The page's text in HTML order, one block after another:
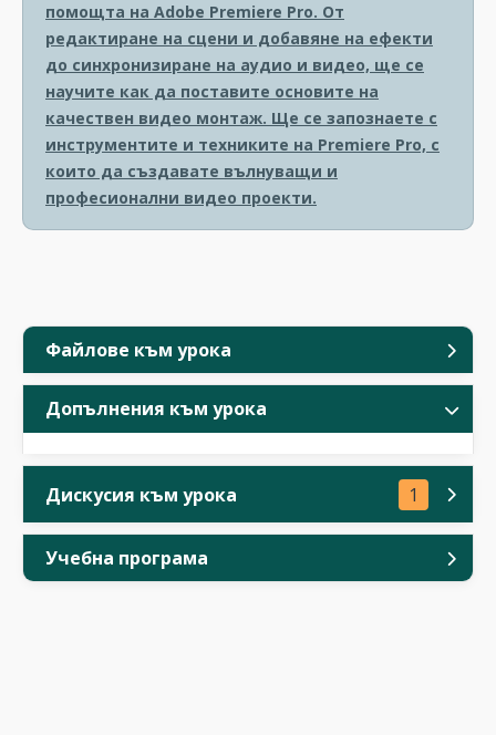
Файлове към урока
Допълнения към урока
Дискусия към урока 1
Учебна програма
помощта на Adobe Premiere Pro. От
редактиране на сцени и добавяне на ефекти
до синхронизиране на аудио и видео, ще се
научите как да поставите основите на
качествен видео монтаж. Ще се запознаете с
инструментите и техниките на Premiere Pro, с
които да създавате вълнуващи и
професионални видео проекти.